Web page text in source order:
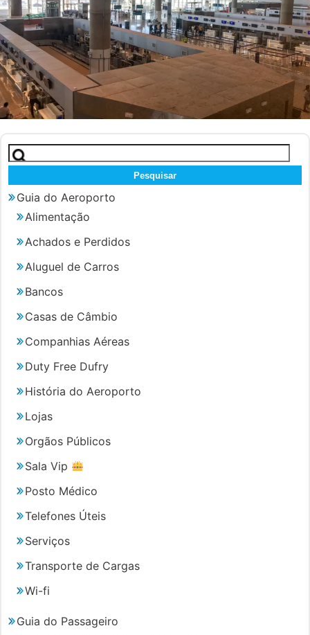
Pesquisar
por:
Guia do Aeroporto
Alimentação
Achados e Perdidos
Aluguel de Carros
Bancos
Casas de Câmbio
Companhias Aéreas
Duty Free Dufry
História do Aeroporto
Lojas
Orgãos Públicos
Sala Vip
Posto Médico
Telefones Úteis
Serviços
Transporte de Cargas
Wi-fi
Guia do Passageiro